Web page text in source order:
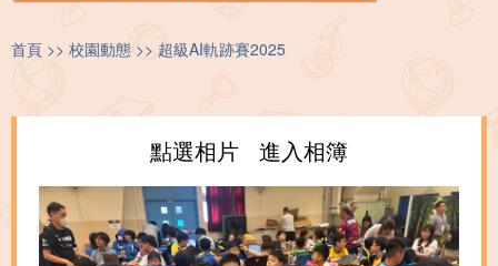
首頁 校園動態 超級AI軌跡賽2025
點選相片 進入相簿